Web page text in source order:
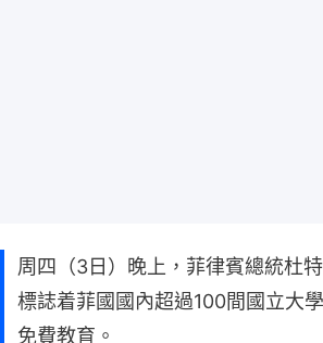
周四（3日）晚上，菲律賓總統杜
標誌着菲國國內超過100間國立大
免費教育。